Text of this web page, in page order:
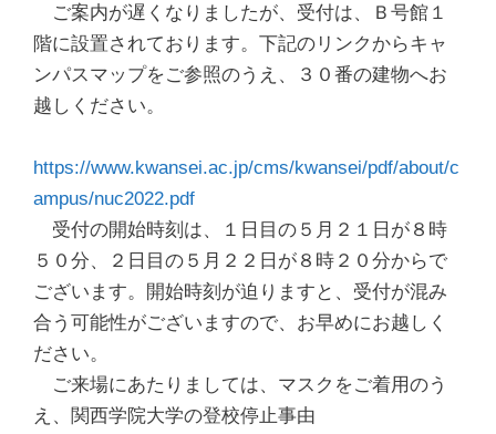
ご案内が遅くなりましたが、受付は、Ｂ号館１
階に設置されております。下記のリンクからキャ
ンパスマップをご参照のうえ、３０番の建物へお
越しください。
https://www.kwansei.ac.jp/cms/kwansei/pdf/about/c
ampus/nuc2022.pdf
受付の開始時刻は、１日目の５月２１日が８時
５０分、２日目の５月２２日が８時２０分からで
ございます。開始時刻が迫りますと、受付が混み
合う可能性がございますので、お早めにお越しく
ださい。
ご来場にあたりましては、マスクをご着用のう
え、関西学院大学の登校停止事由